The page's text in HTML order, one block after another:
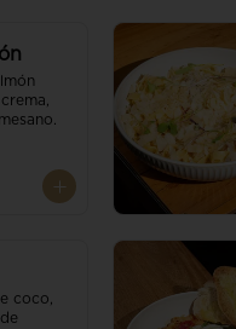
coco,